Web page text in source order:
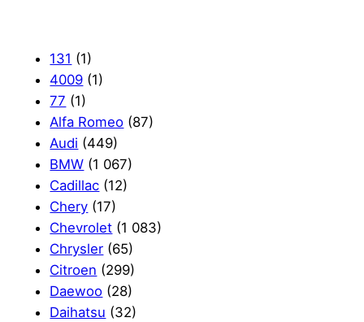
131 (1)
4009 (1)
77 (1)
Alfa Romeo (87)
Audi (449)
BMW (1 067)
Cadillac (12)
Chery (17)
Chevrolet (1 083)
Chrysler (65)
Citroen (299)
Daewoo (28)
Daihatsu (32)